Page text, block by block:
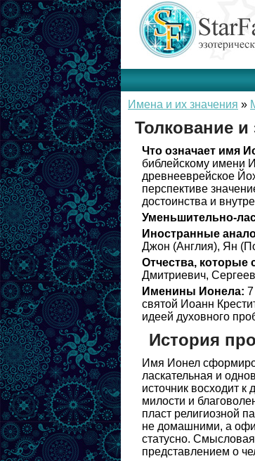
Имена и их значения »
Толкование
Что означает имя
библейскому имени
древнееврейское
перспективе
достоинства и
Уменьшительно-
Иностранные
Джон (Англия), Ян
Отчества, которые
Дмитриевич,
Именины Ионела:
святой Иоанн
идеей духовного
История
Имя Ионел
ласкательная и
источник восходит
милости и
пласт религиозной
не домашними, а
статусно.
представлением о